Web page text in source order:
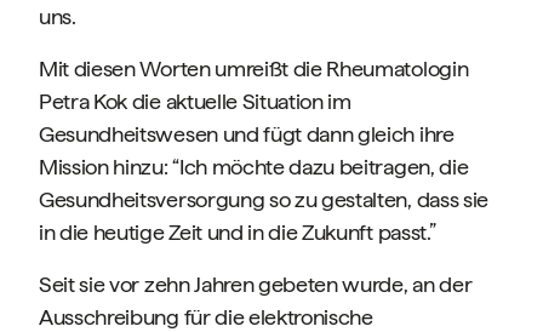
uns.
Mit diesen Worten umreißt die Rheumatologin
Petra Kok die aktuelle Situation im
Gesundheitswesen und fügt dann gleich ihre
Mission hinzu: “Ich möchte dazu beitragen, die
Gesundheitsversorgung so zu gestalten, dass sie
in die heutige Zeit und in die Zukunft passt.”
Seit sie vor zehn Jahren gebeten wurde, an der
Ausschreibung für die elektronische